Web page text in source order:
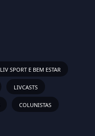
LIV SPORT E BEM ESTAR
LIVCASTS
COLUNISTAS